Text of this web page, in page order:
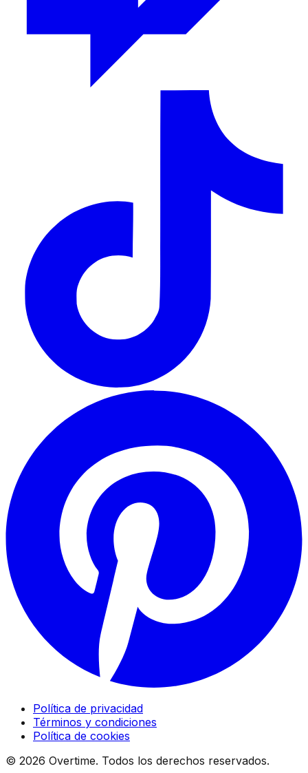
Política de privacidad
Términos y condiciones
Política de cookies
© 2026 Overtime. Todos los derechos reservados.